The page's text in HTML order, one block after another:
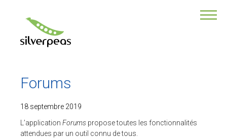
NOTRE PRODUIT
Forums
18 septembre 2019
L’application Forums propose toutes les fonctionnalités
attendues par un outil connu de tous.